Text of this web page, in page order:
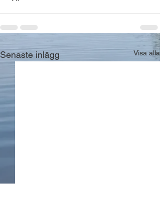
Senaste inlägg Visa alla